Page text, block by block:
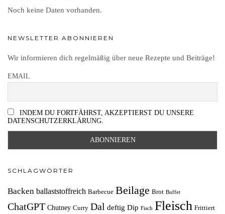
Noch keine Daten vorhanden.
NEWSLETTER ABONNIEREN
Wir informieren dich regelmäßig über neue Rezepte und Beiträge!
EMAIL
INDEM DU FORTFÄHRST, AKZEPTIERST DU UNSERE
DATENSCHUTZERKLÄRUNG.
SCHLAGWÖRTER
Backen ballaststoffreich Barbecue Beilage Brot Buffet
ChatGPT Chutney Curry Dal deftig Dip Fisch Fleisch Frittiert